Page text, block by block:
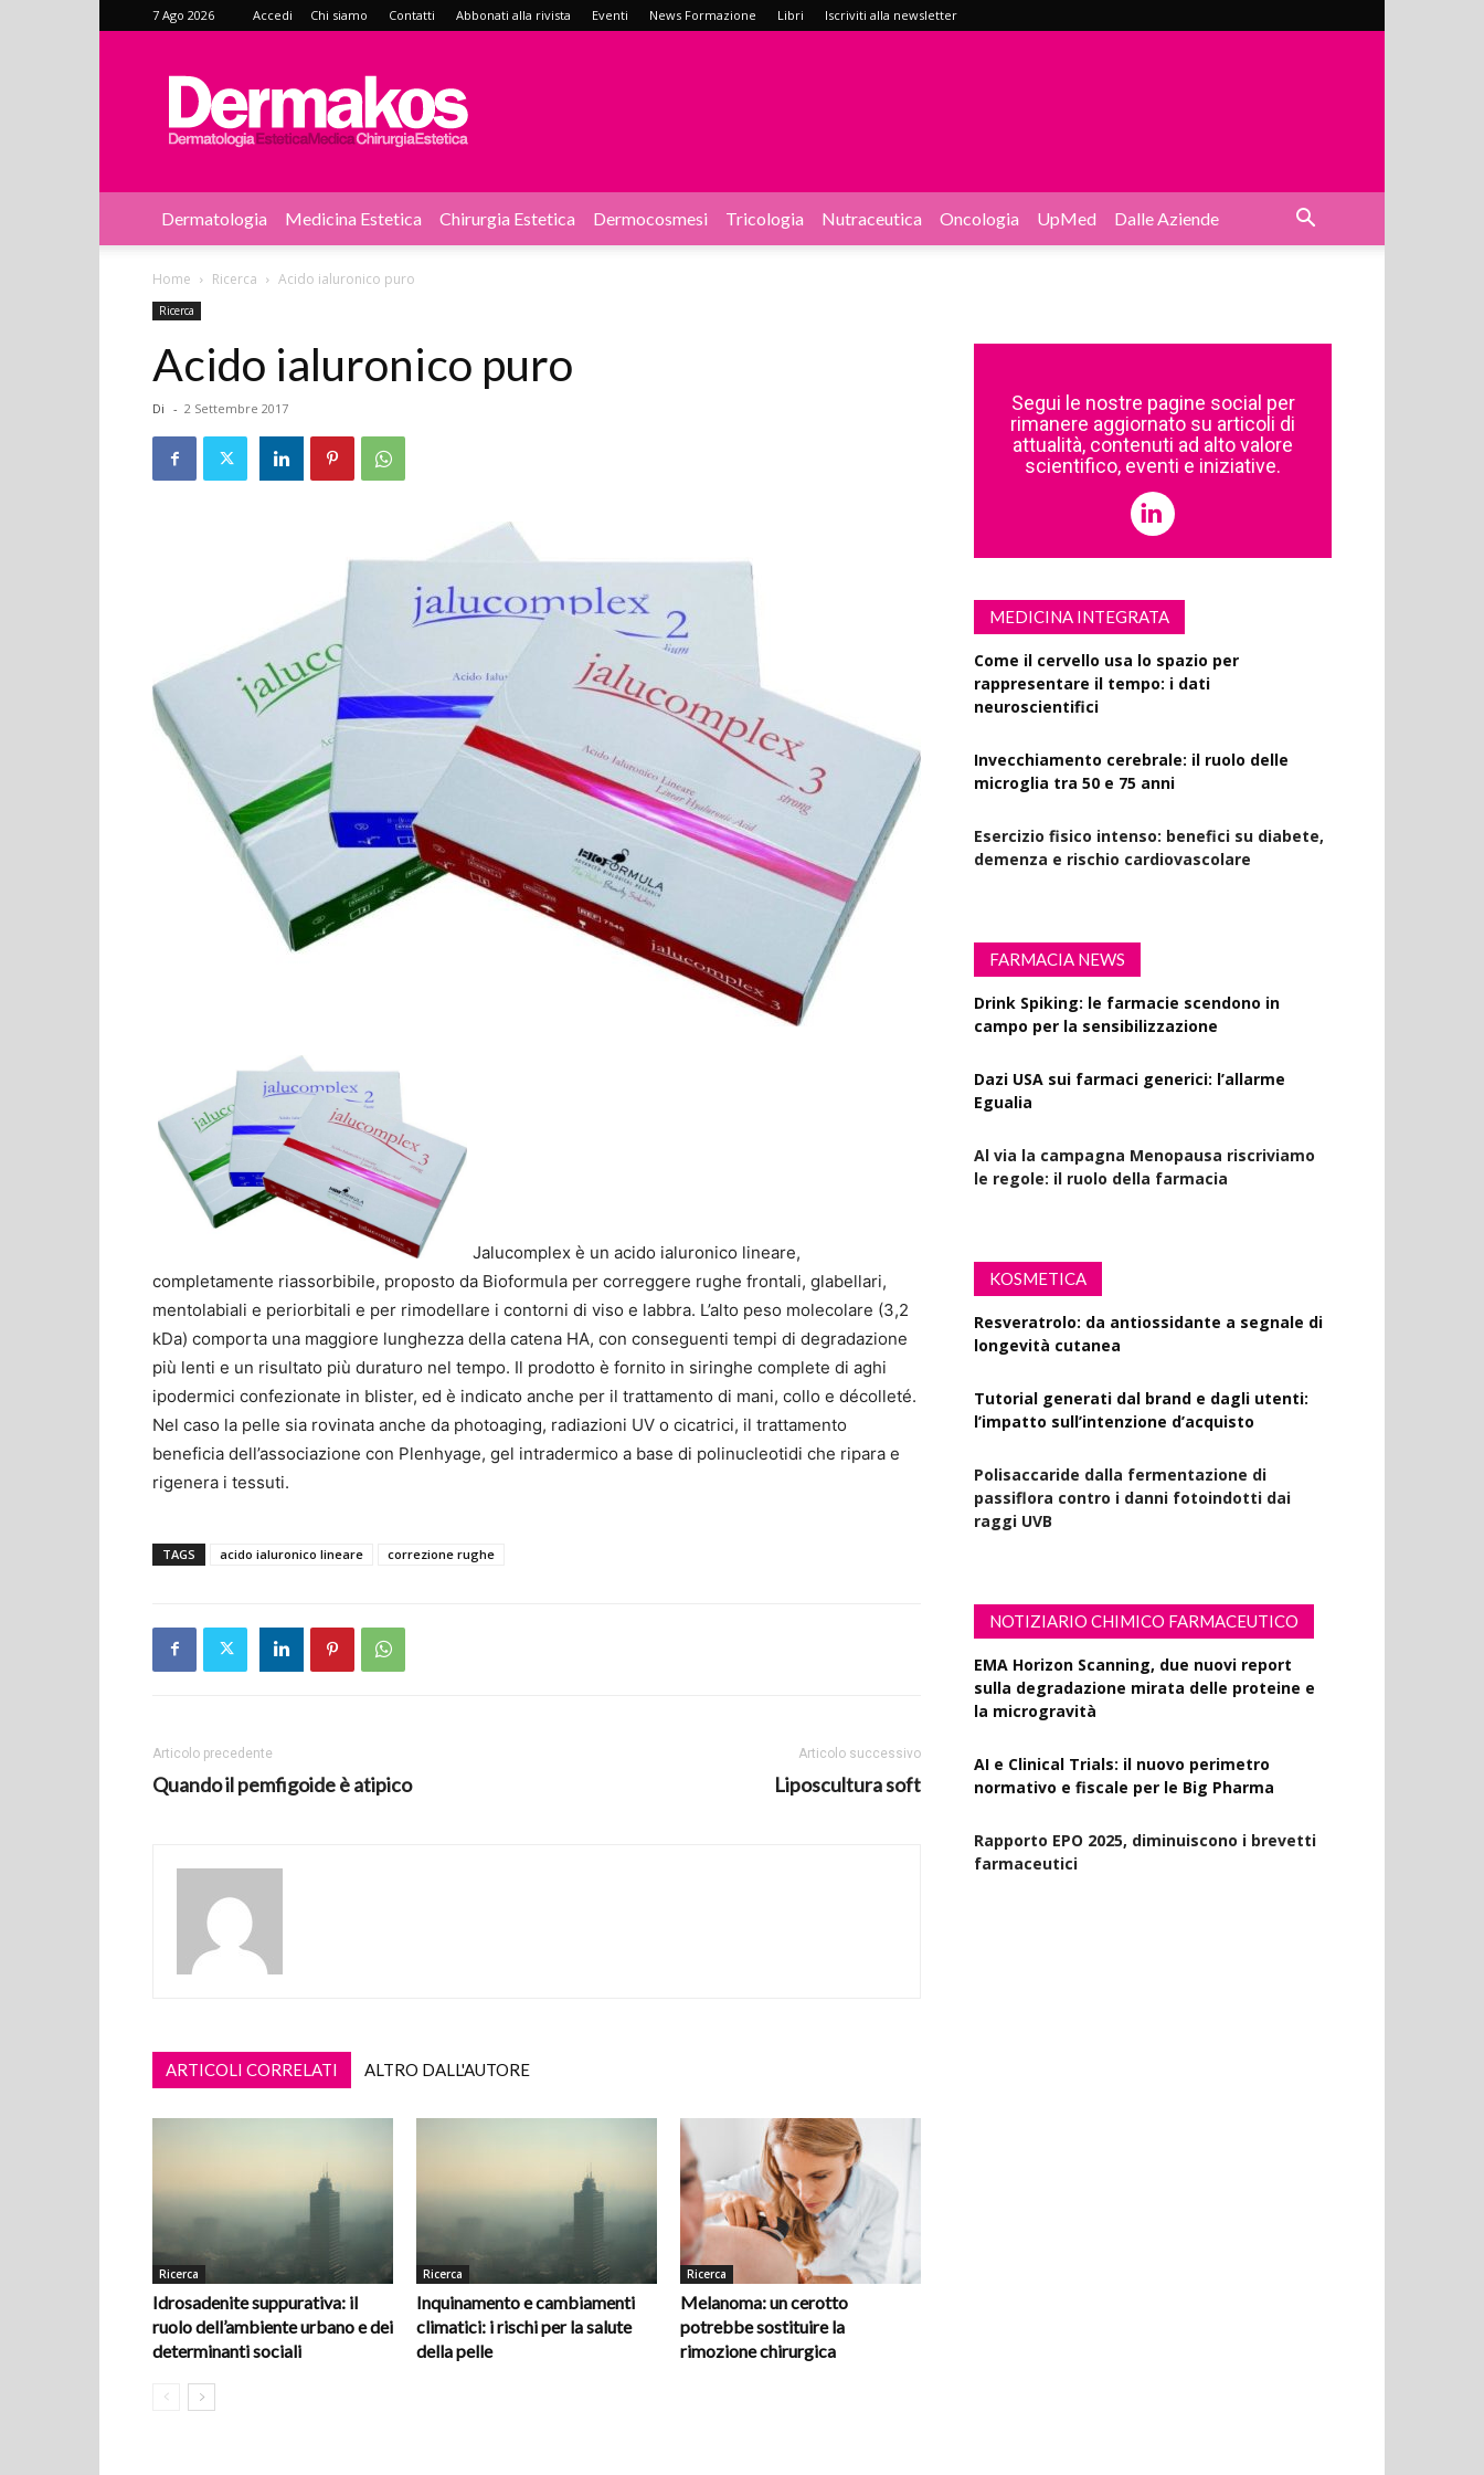
7 Ago 2026 Accedi Chi siamo Contatti Abbonati alla rivista Eventi News Formazione Libri Iscriviti alla newsletter
Dermakos
Dermatologia Medicina Estetica Chirurgia Estetica Dermocosmesi Tricologia Nutraceutica Oncologia UpMed Dalle Aziende
Home Ricerca Acido ialuronico puro
Ricerca
Acido ialuronico puro
Di - 2 Settembre 2017
Jalucomplex è un acido ialuronico lineare,
completamente riassorbibile, proposto da Bioformula per correggere rughe frontali, glabellari,
mentolabiali e periorbitali e per rimodellare i contorni di viso e labbra. L’alto peso molecolare (3,2
kDa) comporta una maggiore lunghezza della catena HA, con conseguenti tempi di degradazione
più lenti e un risultato più duraturo nel tempo. Il prodotto è fornito in siringhe complete di aghi
ipodermici confezionate in blister, ed è indicato anche per il trattamento di mani, collo e décolleté.
Nel caso la pelle sia rovinata anche da photoaging, radiazioni UV o cicatrici, il trattamento
beneficia dell’associazione con Plenhyage, gel intradermico a base di polinucleotidi che ripara e
rigenera i tessuti.
TAGS acido ialuronico lineare correzione rughe
Articolo precedente
Quando il pemfigoide è atipico
Articolo successivo
Liposcultura soft
ARTICOLI CORRELATI ALTRO DALL'AUTORE
Ricerca
Idrosadenite suppurativa: il
ruolo dell’ambiente urbano e dei
determinanti sociali
Ricerca
Inquinamento e cambiamenti
climatici: i rischi per la salute
della pelle
Ricerca
Melanoma: un cerotto
potrebbe sostituire la
rimozione chirurgica
Segui le nostre pagine social per
rimanere aggiornato su articoli di
attualità, contenuti ad alto valore
scientifico, eventi e iniziative.
MEDICINA INTEGRATA
Come il cervello usa lo spazio per
rappresentare il tempo: i dati
neuroscientifici
Invecchiamento cerebrale: il ruolo delle
microglia tra 50 e 75 anni
Esercizio fisico intenso: benefici su diabete,
demenza e rischio cardiovascolare
FARMACIA NEWS
Drink Spiking: le farmacie scendono in
campo per la sensibilizzazione
Dazi USA sui farmaci generici: l’allarme
Egualia
Al via la campagna Menopausa riscriviamo
le regole: il ruolo della farmacia
KOSMETICA
Resveratrolo: da antiossidante a segnale di
longevità cutanea
Tutorial generati dal brand e dagli utenti:
l’impatto sull’intenzione d’acquisto
Polisaccaride dalla fermentazione di
passiflora contro i danni fotoindotti dai
raggi UVB
NOTIZIARIO CHIMICO FARMACEUTICO
EMA Horizon Scanning, due nuovi report
sulla degradazione mirata delle proteine e
la microgravità
AI e Clinical Trials: il nuovo perimetro
normativo e fiscale per le Big Pharma
Rapporto EPO 2025, diminuiscono i brevetti
farmaceutici